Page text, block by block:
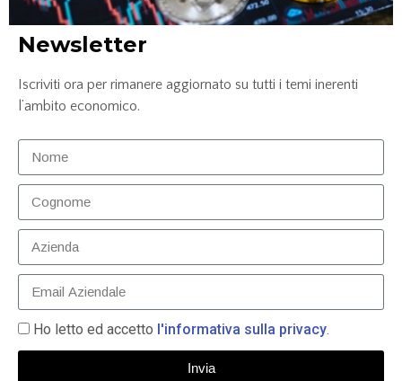
Confronto conto corrente: Credem, ING e
25 Luglio 2025
Newsletter
Iscriviti ora per rimanere aggiornato su tutti i temi inerenti
l’ambito economico.
Ho letto ed accetto l'informativa sulla privacy.
Invia